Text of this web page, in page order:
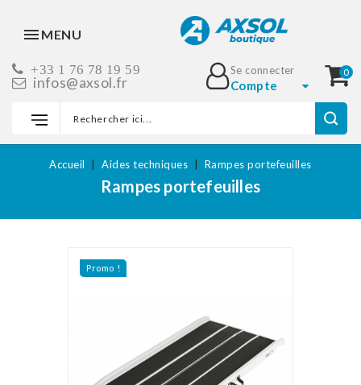
MENU
+33 1 76 78 19 59
infos@axsol.fr
0
Se connecter
Compte
Rampes portefeuilles
Accueil Aides techniques Rampes portefeuilles
Promo !